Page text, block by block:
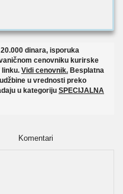
dinara, isporuka
cenovniku kurirske
linku. Vidi cenovnik. Besplatna
u vrednosti preko
u kategoriju SPECIJALNA
Komentari